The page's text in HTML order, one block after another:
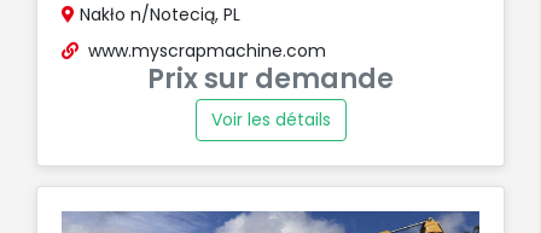
Nakło n/Notecią, PL
www.myscrapmachine.com
Prix sur demande
Voir les détails